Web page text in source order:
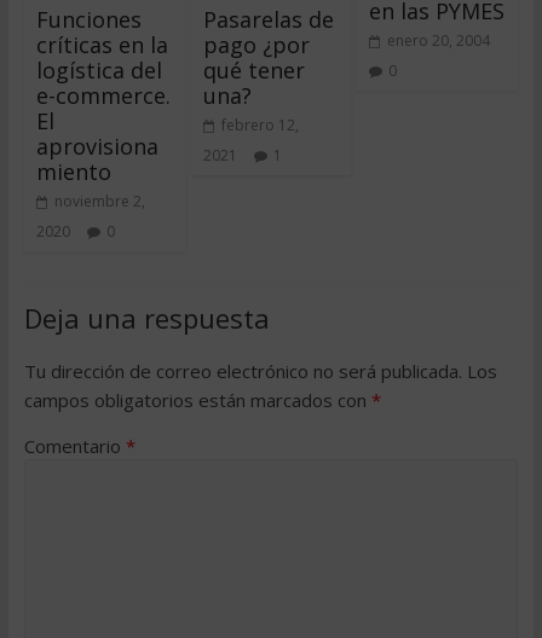
Funciones
críticas en la
logística del
e-commerce.
El
aprovisiona
miento
noviembre 2,
2020
0
Pasarelas de
pago ¿por
qué tener
una?
febrero 12,
2021
1
en las PYMES
enero 20, 2004
0
Deja una respuesta
Tu dirección de correo electrónico no será publicada. Los
campos obligatorios están marcados con *
Comentario *